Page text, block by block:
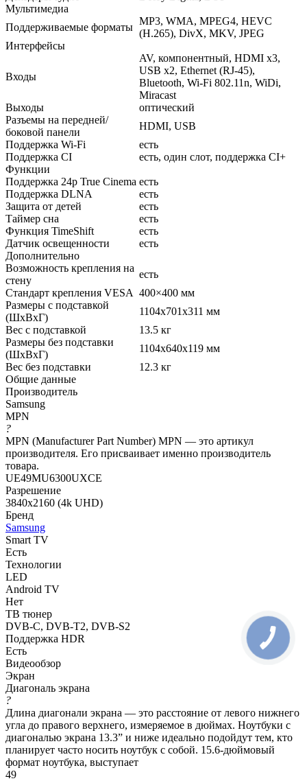
Мультимедиа
Поддерживаемые форматы
MP3, WMA, MPEG4, HEVC
(H.265), DivX, MKV, JPEG
Интерфейсы
Входы
AV, компонентный, HDMI x3,
USB x2, Ethernet (RJ-45),
Bluetooth, Wi-Fi 802.11n, WiDi,
Miracast
Выходы
оптический
Разъемы на передней/
боковой панели
HDMI, USB
Поддержка Wi-Fi
есть
Поддержка CI
есть, один слот, поддержка CI+
Функции
Поддержка 24p True Cinema есть
Поддержка DLNA
есть
Защита от детей
есть
Таймер сна
есть
Функция TimeShift
есть
Датчик освещенности
есть
Дополнительно
Возможность крепления на
стену
есть
Стандарт крепления VESA 400×400 мм
Размеры с подставкой
(ШxВxГ)
1104x701x311 мм
Вес с подставкой
13.5 кг
Размеры без подставки
(ШxВxГ)
1104x640x119 мм
Вес без подставки
12.3 кг
Общие данные
Производитель
Samsung
MPN
?
MPN (Manufacturer Part Number) MPN — это артикул
производителя. Его присваивает именно производитель
товара.
UE49MU6300UXCE
Разрешение
3840x2160 (4k UHD)
Бренд
Samsung
Smart TV
Есть
Технологии
LED
Android TV
Нет
ТВ тюнер
DVB-C, DVB-T2, DVB-S2
Поддержка HDR
Есть
Видеообзор
Экран
Диагональ экрана
?
Длина диагонали экрана — это расстояние от левого нижнего
угла до правого верхнего, измеряемое в дюймах. Ноутбуки с
диагональю экрана 13.3” и ниже идеально подойдут тем, кто
планирует часто носить ноутбук с собой. 15.6-дюймовый
формат ноутбука, выступает
49